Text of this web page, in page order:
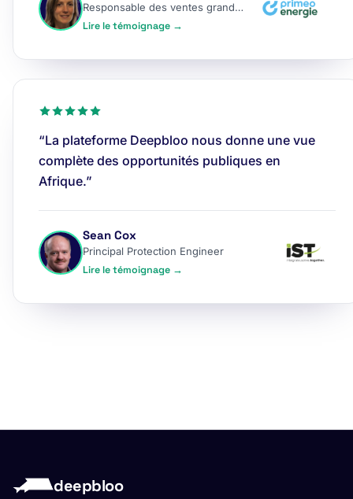
Responsable des ventes grands comptes
Lire le témoignage →
“La plateforme Deepbloo nous donne une vue
complète des opportunités publiques en
Afrique.”
Sean Cox
Principal Protection Engineer
Lire le témoignage →
deepbloo